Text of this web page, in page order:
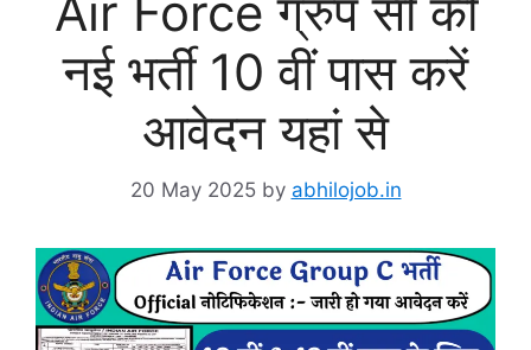
Air Force ग्रुप सी की
नई भर्ती 10 वीं पास करें
आवेदन यहां से
20 May 2025 by abhilojob.in